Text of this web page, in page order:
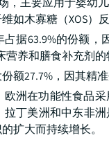
如木寡糖（XOS）
据63.9%的份额
养和膳食补充剂的
额27.7%，因其精
洲在功能性食品
丁美洲和中东非
扩大而持续增长。